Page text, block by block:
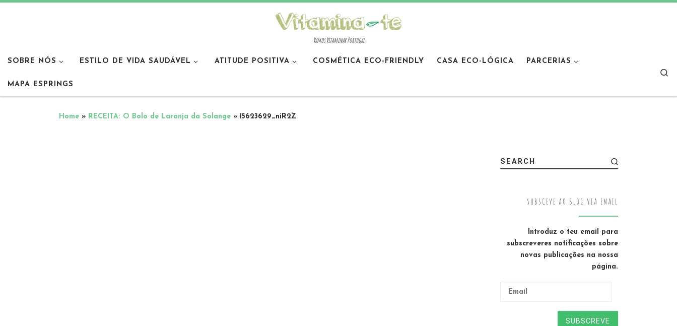
Vamos Vitaminar Portugal
SOBRE NÓS ESTILO DE VIDA SAUDÁVEL ATITUDE POSITIVA COSMÉTICA ECO-FRIENDLY CASA ECO-LÓGICA PARCERIAS
MAPA ESPRINGS
Home » RECEITA: O Bolo de Laranja da Solange » 15623629_niR2Z
SEARCH
SUBSCEVE AO BLOG VIA EMAIL
Introduz o teu email para
subscreveres notificações sobre
novas publicações na nossa
página.
SUBSCREVE